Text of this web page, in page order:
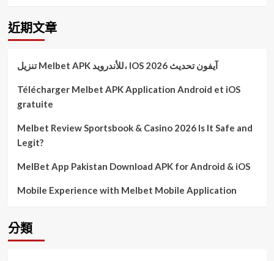
近期文章
تنزيل Melbet APK للأندرويد، IOS آيفون تحديث 2026
Télécharger Melbet APK Application Android et iOS
gratuite
Melbet Review Sportsbook & Casino 2026 Is It Safe and
Legit?
MelBet App Pakistan Download APK for Android & iOS
Mobile Experience with Melbet Mobile Application
分類